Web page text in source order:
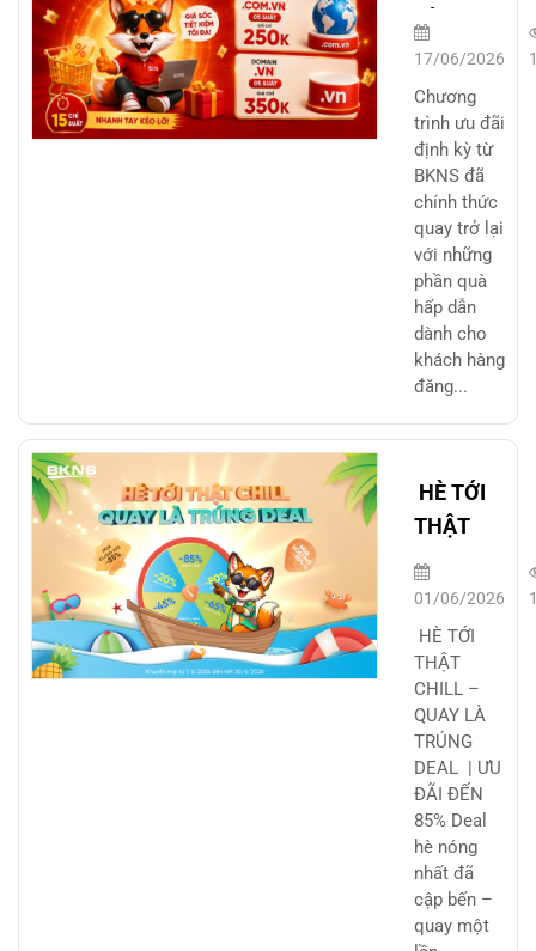
VÀNG –
DEAL
KHỦNG
MỖI
TUẦN
17/06/2026
Chương
trình ưu đãi
định kỳ từ
BKNS đã
chính thức
quay trở lại
với những
phần quà
hấp dẫn
dành cho
khách hàng
đăng...
HÈ TỚI
THẬT
CHILL –
QUAY LÀ
TRÚNG
DEAL |
ƯU ĐÃI
ĐẾN 85%
01/06/2026
HÈ TỚI
THẬT
CHILL –
QUAY LÀ
TRÚNG
DEAL | ƯU
ĐÃI ĐẾN
85% Deal
hè nóng
nhất đã
cập bến –
quay một